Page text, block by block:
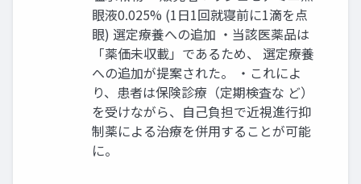
眼液0.025% (1日1回就寝前に1滴を点
眼) 選定療養への追加 ・当該医薬品は
「薬価未収載」であるため、 選定療養
への追加が提案された。 ・これによ
り、患者は保険診療（定期検査な ど）
を受けながら、自己負担で近視進行抑
制薬による治療を併用することが可能
に。